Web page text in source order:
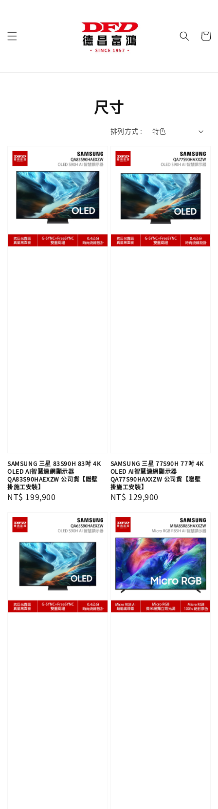
尺寸
排列方式 :
SAMSUNG 三星 83S90H 83吋 4K
OLED AI智慧連網顯示器
QA83S90HAEXZW 公司貨【贈壁
掛施工安裝】
Regular
NT$ 199,900
SAMSUNG 三星 77S90H 77吋 4K
OLED AI智慧連網顯示器
QA77S90HAXXZW 公司貨【贈壁
掛施工安裝】
Regular
NT$ 129,900